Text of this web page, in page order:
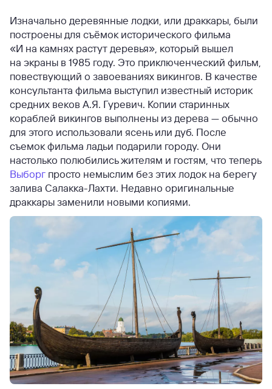
Изначально деревянные лодки, или драккары, были
построены для съёмок исторического фильма
«И на камнях растут деревья», который вышел
на экраны в 1985 году. Это приключенческий фильм,
повествующий о завоеваниях викингов. В качестве
консультанта фильма выступил известный историк
средних веков А.Я. Гуревич. Копии старинных
кораблей викингов выполнены из дерева — обычно
для этого использовали ясень или дуб. После
съемок фильма ладьи подарили городу. Они
настолько полюбились жителям и гостям, что теперь
Выборг просто немыслим без этих лодок на берегу
залива Салакка-Лахти. Недавно оригинальные
драккары заменили новыми копиями.